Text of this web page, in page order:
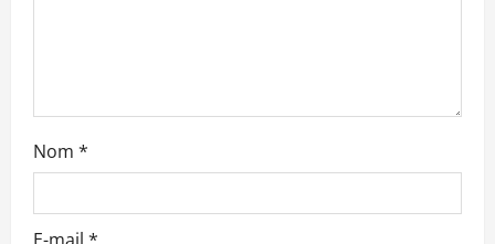
i
c
Nom *
E-mail *